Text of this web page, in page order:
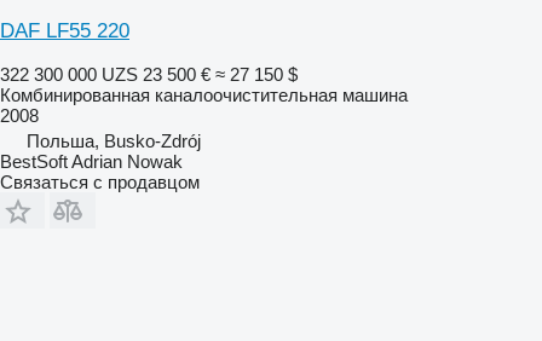
DAF LF55 220
322 300 000 UZS 23 500 € ≈ 27 150 $
Комбинированная каналоочистительная машина
2008
Польша, Busko-Zdrój
BestSoft Adrian Nowak
Связаться с продавцом